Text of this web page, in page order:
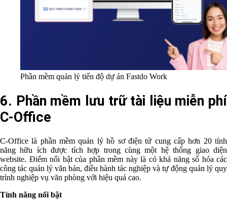
Phần mềm quản lý tiến độ dự án Fastdo Work
6. Phần mềm lưu trữ tài liệu miễn phí
C-Office
C-Office là phần mềm quản lý hồ sơ điện tử cung cấp hơn 20 tính
năng hữu ích được tích hợp trong cùng một hệ thống giao diện
website. Điểm nổi bật của phần mềm này là có khả năng số hóa các
công tác quản lý văn bản, điều hành tác nghiệp và tự động quản lý quy
trình nghiệp vụ văn phòng với hiệu quả cao.
Tính năng nổi bật